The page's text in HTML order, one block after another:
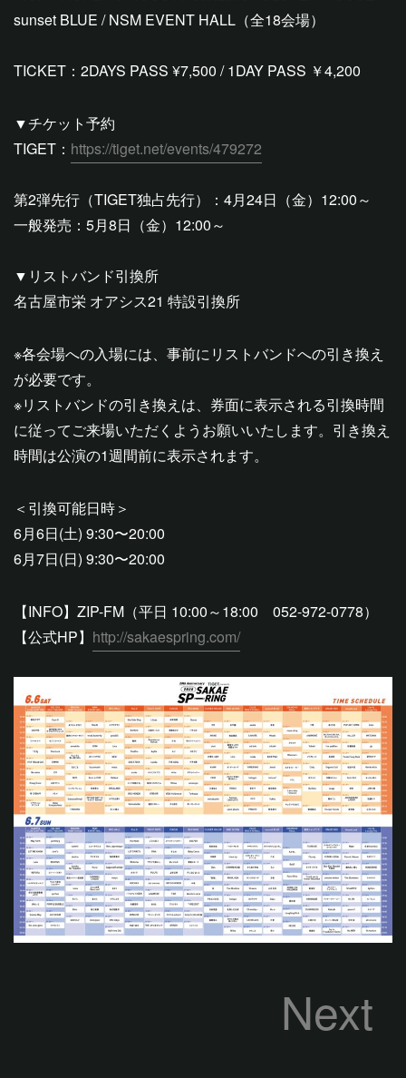
sunset BLUE / NSM EVENT HALL（全18会場）
TICKET：2DAYS PASS ¥7,500 / 1DAY PASS ￥4,200
▼チケット予約
TIGET： https://tiget.net/events/479272
第2弾先行（TIGET独占先行）：4月24日（金）12:00～
一般発売：5月8日（金）12:00～
▼リストバンド引換所
名古屋市栄 オアシス21 特設引換所
※各会場への入場には、事前にリストバンドへの引き換え
が必要です。
※リストバンドの引き換えは、券面に表示される引換時間
に従ってご来場いただくようお願いいたします。引き換え
時間は公演の1週間前に表示されます。
＜引換可能日時＞
6月6日(土) 9:30〜20:00
6月7日(日) 9:30〜20:00
【INFO】ZIP-FM（平日 10:00～18:00 052-972-0778）
【公式HP】 http://sakaespring.com/
Next